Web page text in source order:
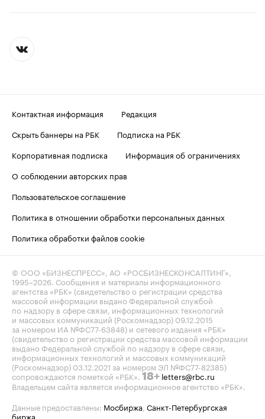
Контактная информация
Редакция
Скрыть баннеры на РБК
Подписка на РБК
Корпоративная подписка
Информация об ограничениях
О соблюдении авторских прав
Пользовательское соглашение
Политика в отношении обработки персональных данных
Политика обработки файлов cookie
© ООО «БИЗНЕСПРЕСС», АО «РОСБИЗНЕСКОНСАЛТИНГ»,
1995–2026 . Сообщения и материалы информационного
агентства «РБК» (свидетельство о регистрации средства
массовой информации выдано Федеральной службой
по надзору в сфере связи, информационных технологий
и массовых коммуникаций (Роскомнадзор) 09.12.2015
за номером ИА №ФС77-63848) и сетевого издания «РБК»
(свидетельство о регистрации средства массовой информации
выдано Федеральной службой по надзору в сфере связи,
информационных технологий и массовых коммуникаций
(Роскомнадзор) 03.12.2021 за номером ЭЛ №ФС77-82385)
сопровождаются пометкой «РБК». 18+ letters@rbc.ru
Владельцем сайта является информационное агентство «РБК».
Данные предоставлены: Мосбиржа Санкт-Петербургская
биржа